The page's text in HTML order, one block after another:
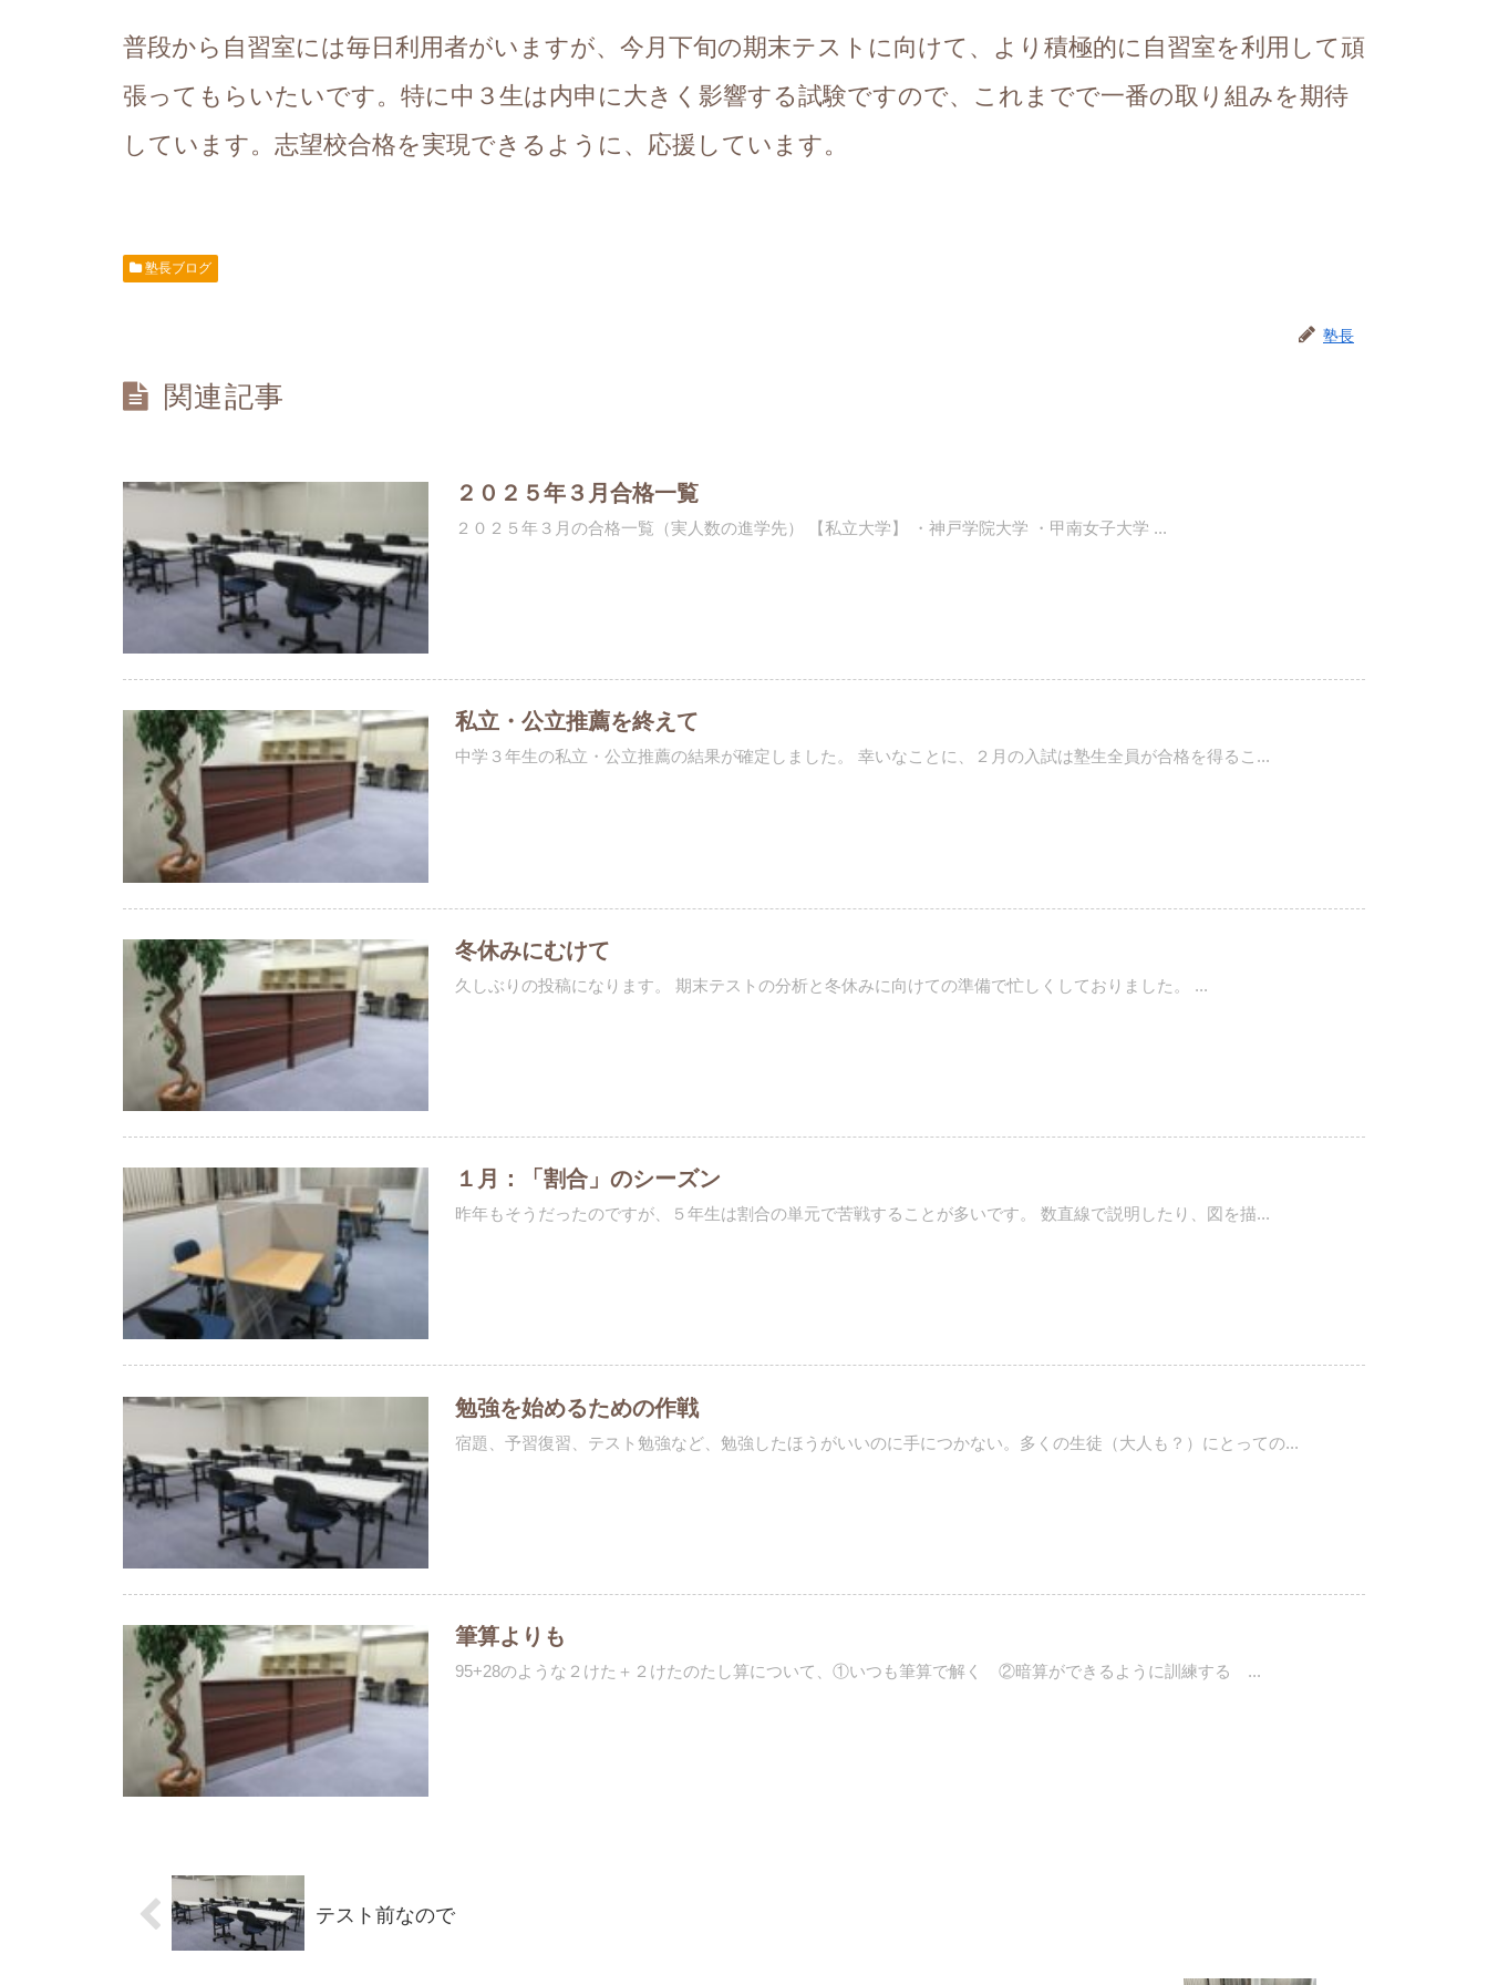
普段から自習室には毎日利用者がいますが、今月下旬の期末テストに向けて、より積極的に自習室を利用して頑
張ってもらいたいです。特に中３生は内申に大きく影響する試験ですので、これまでで一番の取り組みを期待
しています。志望校合格を実現できるように、応援しています。
塾長ブログ
塾長
関連記事
２０２５年３月合格一覧
２０２５年３月の合格一覧（実人数の進学先） 【私立大学】 ・神戸学院大学 ・甲南女子大学 ...
私立・公立推薦を終えて
中学３年生の私立・公立推薦の結果が確定しました。 幸いなことに、２月の入試は塾生全員が合格を得るこ...
冬休みにむけて
久しぶりの投稿になります。 期末テストの分析と冬休みに向けての準備で忙しくしておりました。 ...
１月：「割合」のシーズン
昨年もそうだったのですが、５年生は割合の単元で苦戦することが多いです。 数直線で説明したり、図を描...
勉強を始めるための作戦
宿題、予習復習、テスト勉強など、勉強したほうがいいのに手につかない。多くの生徒（大人も？）にとっての...
筆算よりも
95+28のような２けた＋２けたのたし算について、①いつも筆算で解く ②暗算ができるように訓練する ...
テスト前なので